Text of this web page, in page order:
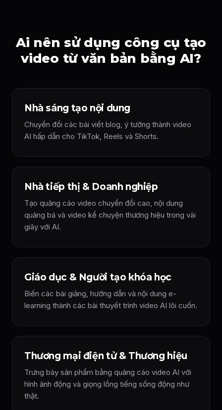
Ai nên sử dụng công cụ tạo
video từ văn bản bằng AI?
Nhà sáng tạo nội dung
Chuyển đổi các bài viết blog, ý tưởng thành video
AI hấp dẫn cho TikTok, Reels và Shorts.
Nhà tiếp thị & Doanh nghiệp
Tạo quảng cáo video chuyển đổi cao, nội dung
quảng bá và video kể chuyện thương hiệu trong vài
giây với AI.
Giáo dục & Người tạo khóa học
Biến các bài giảng, hướng dẫn và nội dung e-
learning thành các bài thuyết trình video AI lôi cuốn.
Thương mại điện tử & Thương hiệu
Trưng bày sản phẩm bằng quảng cáo video AI với
hình ảnh động và giọng lồng tiếng sống động như
thật.